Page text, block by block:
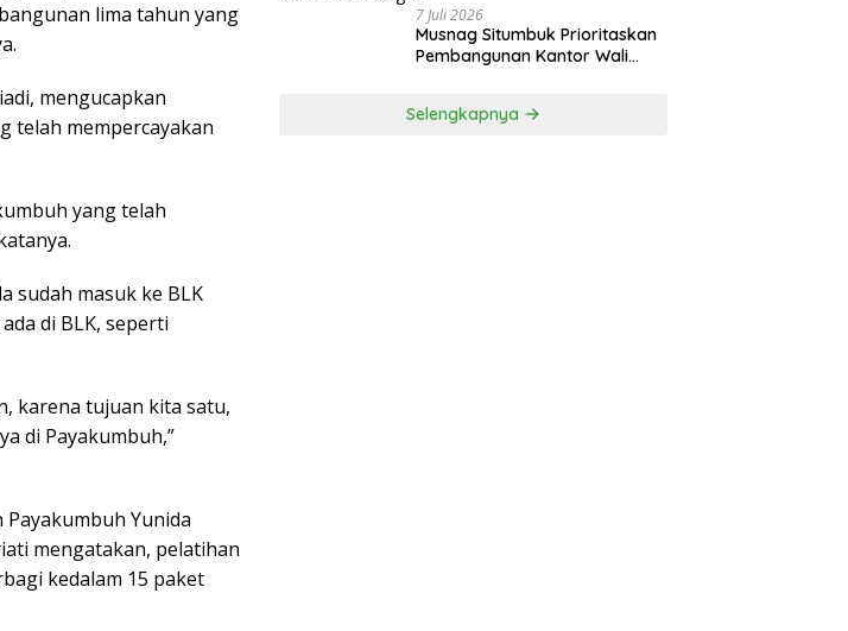
lima tahun yang
mengucapkan
telah mempercayakan
yang telah
sudah masuk ke BLK
di BLK, seperti
karena tujuan kita satu,
di Payakumbuh,”
Yunida
mengatakan, pelatihan
kedalam 15 paket
7 Juli 2026
Musnag Situmbuk Prioritaskan
Pembangunan Kantor Wali
Selengkapnya